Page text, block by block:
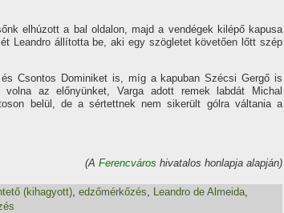
elhúzott a bal oldalon, majd a vendégek kilépő kapusa
Leandro állí­totta be, aki egy szögletet követően lőtt szép
Csontos Dominiket is, mí­g a kapuban Szécsi Gergő is
az előnyünket, Varga adott remek labdát Michal
belül, de a sértettnek nem sikerült gólra váltania a
(A Ferencváros hivatalos honlapja alapján)
(kihagyott), edzőmérkőzés, Leandro de Almeida,